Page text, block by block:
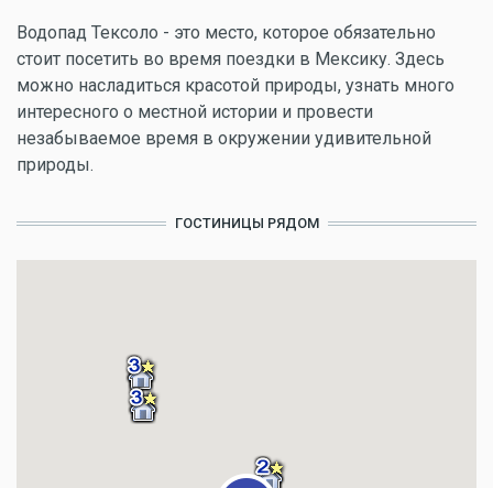
Водопад Тексоло - это место, которое обязательно
стоит посетить во время поездки в Мексику. Здесь
можно насладиться красотой природы, узнать много
интересного о местной истории и провести
незабываемое время в окружении удивительной
природы.
ГОСТИНИЦЫ РЯДОМ